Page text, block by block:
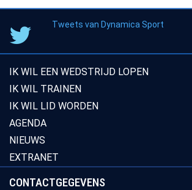
Tweets van Dynamica Sport
IK WIL EEN WEDSTRIJD LOPEN
IK WIL TRAINEN
IK WIL LID WORDEN
AGENDA
NIEUWS
EXTRANET
CONTACTGEGEVENS